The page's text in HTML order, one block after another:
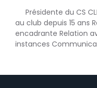
Présidente du CS
au club depuis 15 ans
encadrante Relation
instances